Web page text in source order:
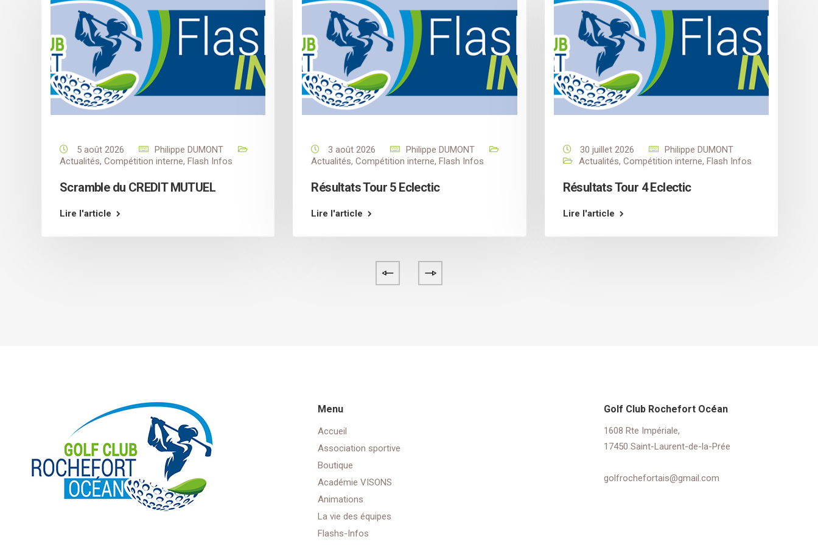
5 août 2026
Philippe DUMONT
Actualités, Compétition interne, Flash Infos
Scramble du CREDIT MUTUEL
Lire l'article
3 août 2026
Philippe DUMONT
Actualités,Compétition interne, Flash Infos
Résultats Tour 5 Eclectic
Lire l'article
30 juillet 2026
Philippe DUMONT
Actualités, Compétition interne, Flash Infos
Résultats Tour 4 Eclectic
Lire l'article
Menu
Accueil
Association sportive
Boutique
Académie VISONS
Animations
La vie des équipes
Flashs-Infos
Golf Club Rochefort Océan
1608 Rte Impériale,
17450 Saint-Laurent-de-la-Prée
golfrochefortais@gmail.com